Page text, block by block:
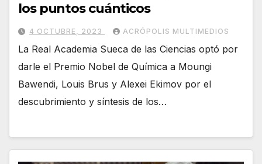
los puntos cuánticos
4 OCTUBRE, 2023 ACRÓPOLIS MULTIMEDIOS
La Real Academia Sueca de las Ciencias optó por
darle el Premio Nobel de Química a Moungi
Bawendi, Louis Brus y Alexei Ekimov por el
descubrimiento y síntesis de los…